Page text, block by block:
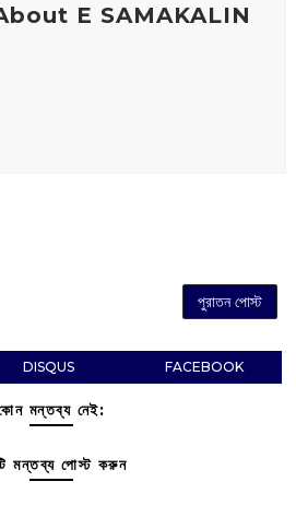
E SAMAKALIN
পুরাতন পোস্ট
DISQUS FACEBOOK
মন্তব্য নেই:
মন্তব্য পোস্ট করুন